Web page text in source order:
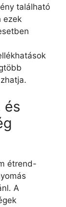
található
ezek
és
étrend-
A